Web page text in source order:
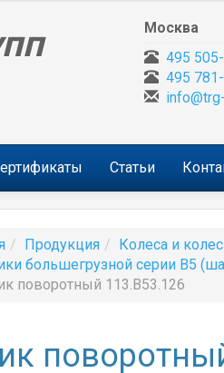
Москва
495
495
Статьи
Продукция Колеса и
большегрузной серии B5
поворотный 113.B53.126